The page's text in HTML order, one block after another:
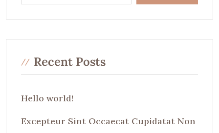
Recent Posts
Hello world!
Excepteur Sint Occaecat Cupidatat Non